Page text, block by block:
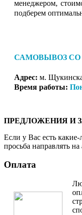
менеджером,
подберем
САМОВЫВОЗ
Адрес: м.
Время работы:
ПРЕДЛОЖЕНИЯ И
Если у Вас есть
просьба направлять на
Оплата